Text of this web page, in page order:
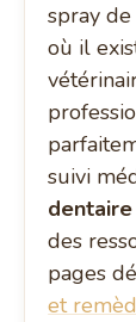
spray
où il
suivi
des
pages
et